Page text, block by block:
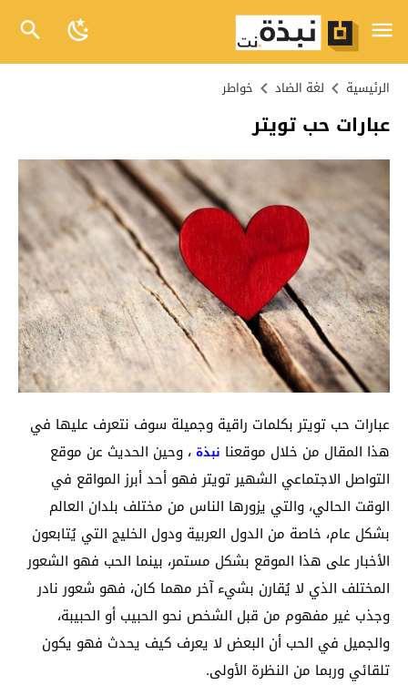
الرئيسية لغة الضاد خواطر
عبارات حب تويتر
عبارات حب تويتر بكلمات راقية وجميلة سوف نتعرف عليها في
هذا المقال من خلال موقعنا نبذة ، وحين الحديث عن موقع
التواصل الاجتماعي الشهير تويتر فهو أحد أبرز المواقع في
الوقت الحالي، والتي يزورها الناس من مختلف بلدان العالم
بشكل عام، خاصة من الدول العربية ودول الخليج التي يُتابعون
الأخبار على هذا الموقع بشكل مستمر، بينما الحب فهو الشعور
المختلف الذي لا يُقارن بشيء آخر مهما كان، فهو شعور نادر
وجذب غير مفهوم من قبل الشخص نحو الحبيب أو الحبيبة،
والجميل في الحب أن البعض لا يعرف كيف يحدث فهو يكون
تلقائي وربما من النظرة الأولى.